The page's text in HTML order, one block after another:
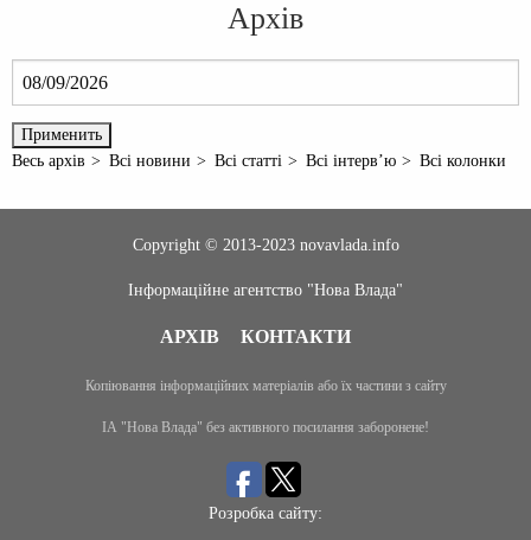
Архів
Весь архів Всі новини Всі статті Всі інтерв’ю Всі колонки
Copyright © 2013-2023 novavlada.info
Інформаційне агентство "Нова Влада"
АРХІВ КОНТАКТИ
Копіювання інформаційних матеріалів або їх частини з сайту
ІА "Нова Влада" без активного посилання заборонене!
Розробка сайту: